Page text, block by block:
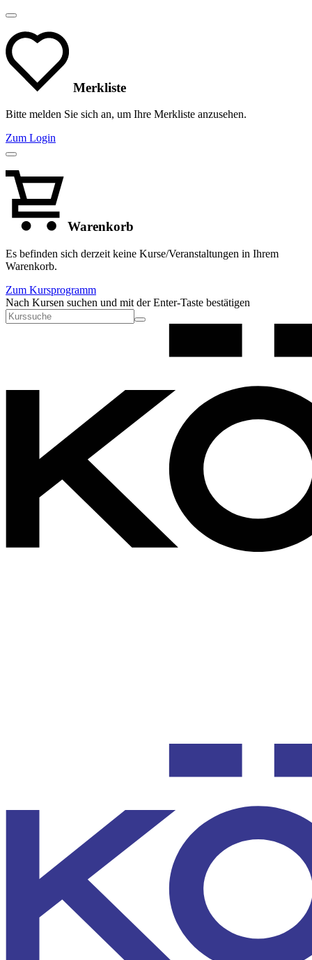
Merkliste
Bitte melden Sie sich an, um Ihre Merkliste anzusehen.
Zum Login
Warenkorb
Es befinden sich derzeit keine Kurse/Veranstaltungen in Ihrem
Warenkorb.
Zum Kursprogramm
Nach Kursen suchen und mit der Enter-Taste bestätigen